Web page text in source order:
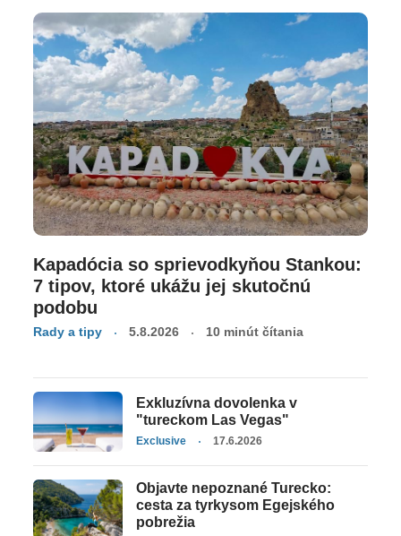
Kapadócia so sprievodkyňou Stankou:
7 tipov, ktoré ukážu jej skutočnú
podobu
Rady a tipy 5.8.2026 10 minút čítania
Exkluzívna dovolenka v
"tureckom Las Vegas"
Exclusive 17.6.2026
Objavte nepoznané Turecko:
cesta za tyrkysom Egejského
pobrežia